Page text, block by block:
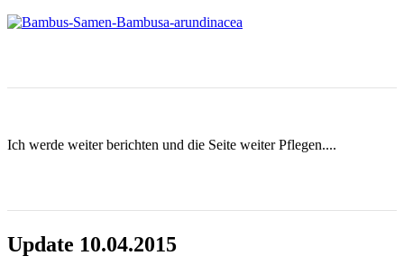
Ich werde weiter berichten und die Seite weiter Pflegen....
Update 10.04.2015